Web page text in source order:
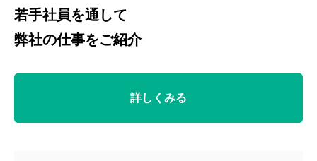
若手社員を通して
弊社の仕事をご紹介
詳しくみる